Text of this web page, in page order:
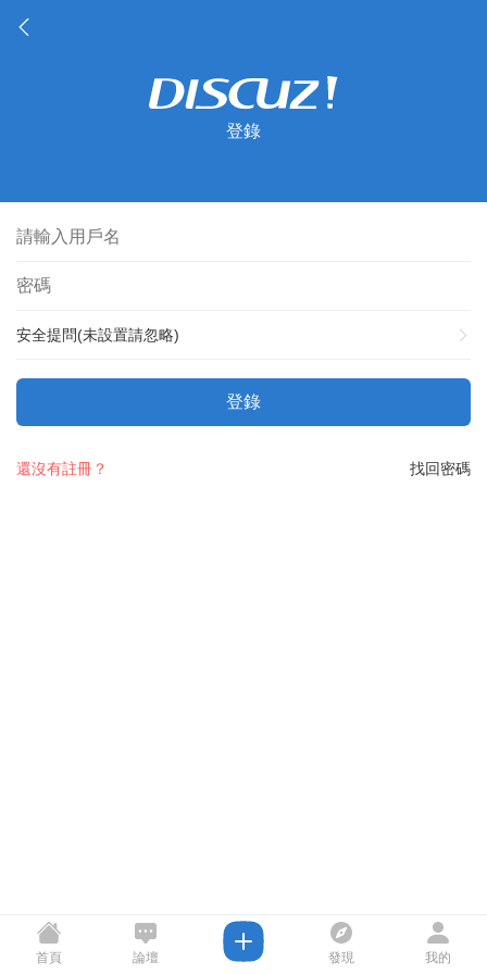
登錄
安全提問(未設置請忽略)
登錄
找回密碼
還沒有註冊？
首頁 論壇 發現 我的